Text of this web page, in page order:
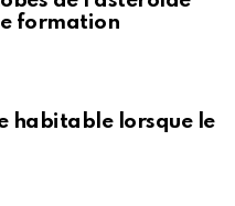
formation
habitable lorsque le